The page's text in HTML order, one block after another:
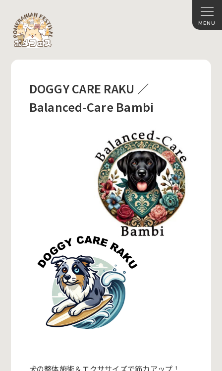
DOGGY CARE RAKU ／
Balanced-Care Bambi
犬の整体施術＆エクササイズで筋力アップ！